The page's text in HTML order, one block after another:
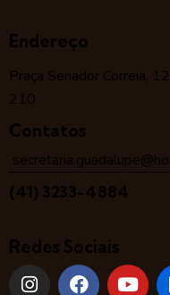
Endereço
Praça Senador Correia,
210
Contatos
(41) 3233-4884
Redes Sociais